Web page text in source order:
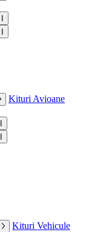
Kituri Avioane
Kituri Vehicule